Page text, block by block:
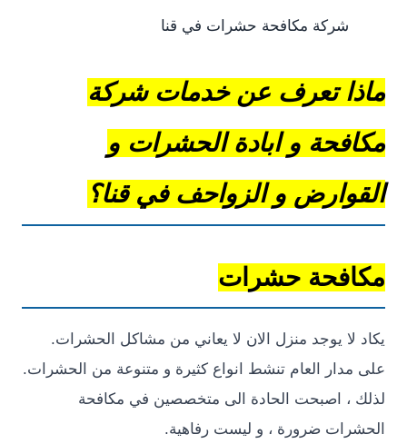
شركة مكافحة حشرات في قنا
تعرف عن خدمات شركة
و ابادة الحشرات و
و الزواحف في قنا؟
حشرات
يوجد منزل الان لا يعاني من مشاكل الحشرات.
العام تنشط انواع كثيرة و متنوعة من الحشرات.
، اصبحت الحادة الى متخصصين في مكافحة
ضرورة ، و ليست رفاهية.